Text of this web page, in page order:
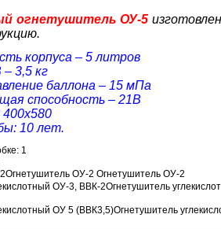
огнетушитель ОУ-5
корпуса – 5 литров
3,5 кг
баллона – 15 мПа
способность – 21В
10 лет.
1
Огнетушитель ОУ-2 Огнетушитель ОУ-2
Огнетушитель
Огнетушитель